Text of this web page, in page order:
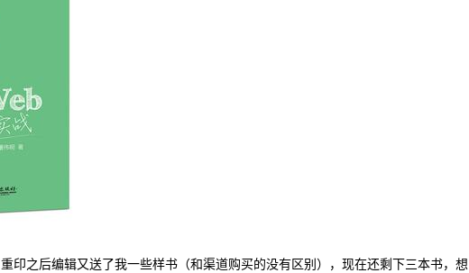
重印之后编辑又送了我一些样书（和渠道购买的没有区别），现在还剩下三本书，想